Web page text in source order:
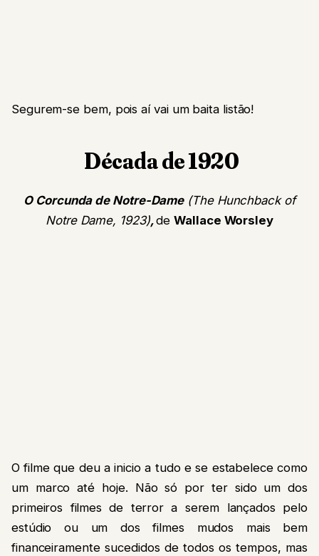
Segurem-se bem, pois aí vai um baita listão!
Década de 1920
O Corcunda de Notre-Dame(The Hunchback of
Notre Dame, 1923),deWallace Worsley
O filme que deu a inicio a tudo e se estabelece como
um marco até hoje. Não só por ter sido um dos
primeiros filmes de terror a serem lançados pelo
estúdio ou um dos filmes mudos mais bem
financeiramente sucedidos de todos os tempos, mas